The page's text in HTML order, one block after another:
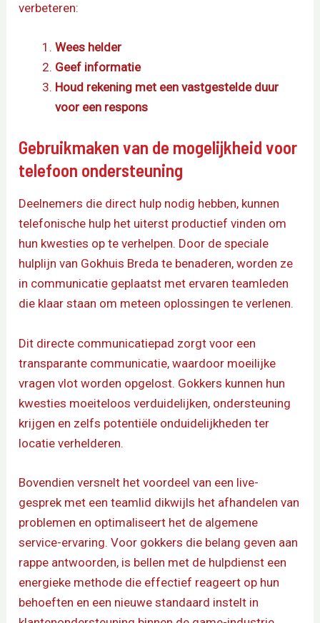
verbeteren:
Wees helder
Geef informatie
Houd rekening met een vastgestelde duur
voor een respons
Gebruikmaken van de mogelijkheid voor
telefoon ondersteuning
Deelnemers die direct hulp nodig hebben, kunnen
telefonische hulp het uiterst productief vinden om
hun kwesties op te verhelpen. Door de speciale
hulplijn van Gokhuis Breda te benaderen, worden ze
in communicatie geplaatst met ervaren teamleden
die klaar staan om meteen oplossingen te verlenen.
Dit directe communicatiepad zorgt voor een
transparante communicatie, waardoor moeilijke
vragen vlot worden opgelost. Gokkers kunnen hun
kwesties moeiteloos verduidelijken, ondersteuning
krijgen en zelfs potentiële onduidelijkheden ter
locatie verhelderen.
Bovendien versnelt het voordeel van een live-
gesprek met een teamlid dikwijls het afhandelen van
problemen en optimaliseert het de algemene
service-ervaring. Voor gokkers die belang geven aan
rappe antwoorden, is bellen met de hulpdienst een
energieke methode die effectief reageert op hun
behoeften en een nieuwe standaard instelt in